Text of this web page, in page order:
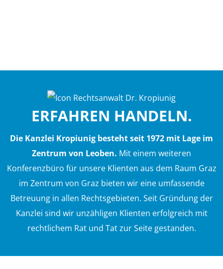
ERFAHREN HANDELN.
Die Kanzlei Kropiunig besteht seit 1972 mit Lage im
Zentrum von Leoben. Mit einem weiteren
Konferenzbüro für unsere Klienten aus dem Raum Graz
im Zentrum von Graz bieten wir eine umfassende
Betreuung in allen Rechtsgebieten. Seit Gründung der
Kanzlei sind wir unzähligen Klienten erfolgreich mit
rechtlichem Rat und Tat zur Seite gestanden.